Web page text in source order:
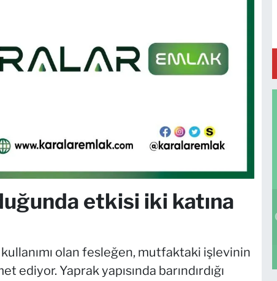
etkisi iki katına
olan fesleğen, mutfaktaki işlevinin
ediyor. Yaprak yapısında barındırdığı